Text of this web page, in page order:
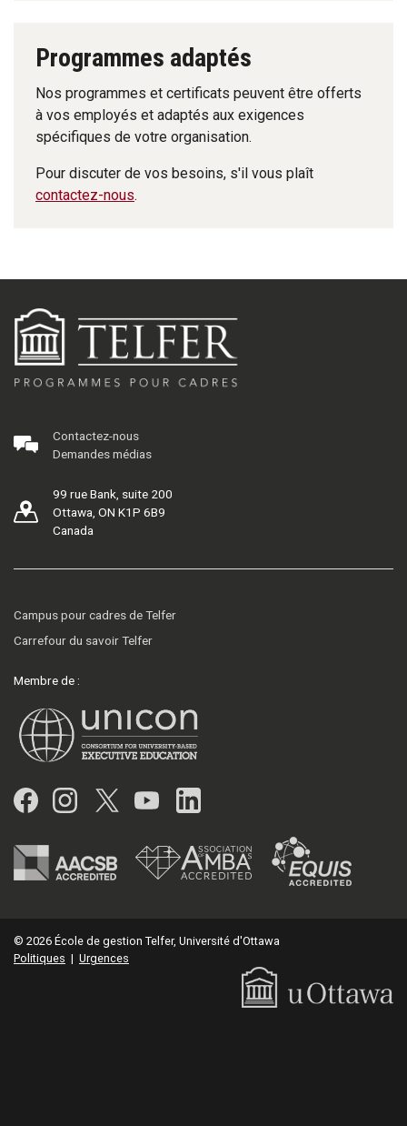
Programmes adaptés
Nos programmes et certificats peuvent être offerts
à vos employés et adaptés aux exigences
spécifiques de votre organisation.
Pour discuter de vos besoins, s'il vous plaît
contactez-nous.
Contactez-nous
Demandes médias
99 rue Bank, suite 200
Ottawa, ON K1P 6B9
Canada
Campus pour cadres de Telfer
Carrefour du savoir Telfer
Membre de :
Facebook
Instagram
Twitter
YouTubeLinkedIn
© 2026 École de gestion Telfer, Université d'Ottawa
Politiques | Urgences